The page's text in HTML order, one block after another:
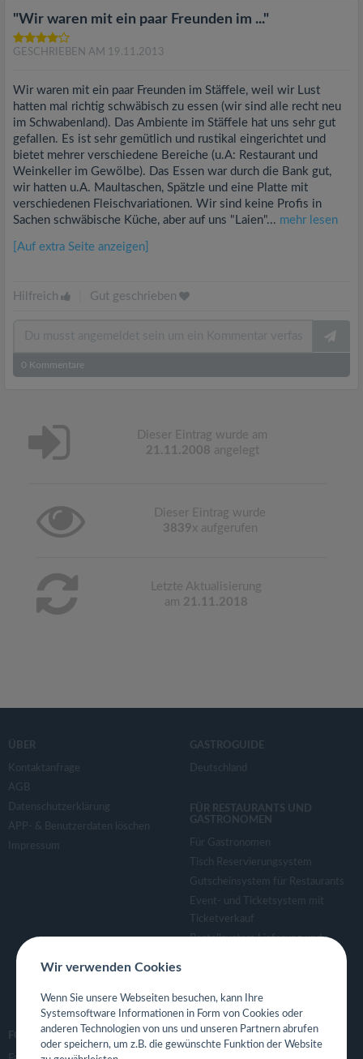
"Wir waren mit ein paar Freunden im ..."
GESCHRIEBEN AM 19.11.2013
Wir waren mit ein paar Freunden im Stäffele, weil wir Lust
hatten mal richtig schwäbisch zu essen (wir sind alle recht neu
im Schwabenland). Das Ambiente im Stäffele hat uns sehr gut
gefallen. Es ist sehr gemütlich und rustikal eingerichtet und
bietet mehrer verschiedene Bereiche (u.A: Restaurant und
Weinkeller im Gewölbe). Das Essen war durch die Bank gut,
wir hatten u.A. Maultaschen, Spätzle und eine Platte mit
verschiedenen Fleischvariationen. Wir sind keine Profis in
Sachen schwäbische Küche, aber auf uns "Laien"... mehr lesen
[Auf extra Seite anzeigen]
Hilfreich Gut geschrieben
0 Kommentare
Dieser Eintrag wurde am
21.11.2008 angelegt
Dieser Eintrag wurde
3839x aufgerufen
Letzte Aktualisierung
am 21.11.2018
ÜBER
Kontaktanfrage
AGB
Datenschutzerklärung
APP- & Benutzerdaten löschen
Impressum
GASTROGUIDE
Deutschland
FÜR RESTAURANTS UND
GASTRONOMEN
Für Gastronomen
Tisch Reservierungsystem
Gutscheinsystem für Restaurants
Event- und Ticketsystem mit
Ticketverkauf
Bestellsystem Lieferung und
Eigene App für Restaurant
FOLGE UNS
Wir verwenden Cookies
Wenn Sie unsere Webseiten besuchen, kann Ihre
Systemsoftware Informationen in Form von Cookies oder
anderen Technologien von uns und unseren Partnern abrufen
oder speichern, um z.B. die gewünschte Funktion der Website